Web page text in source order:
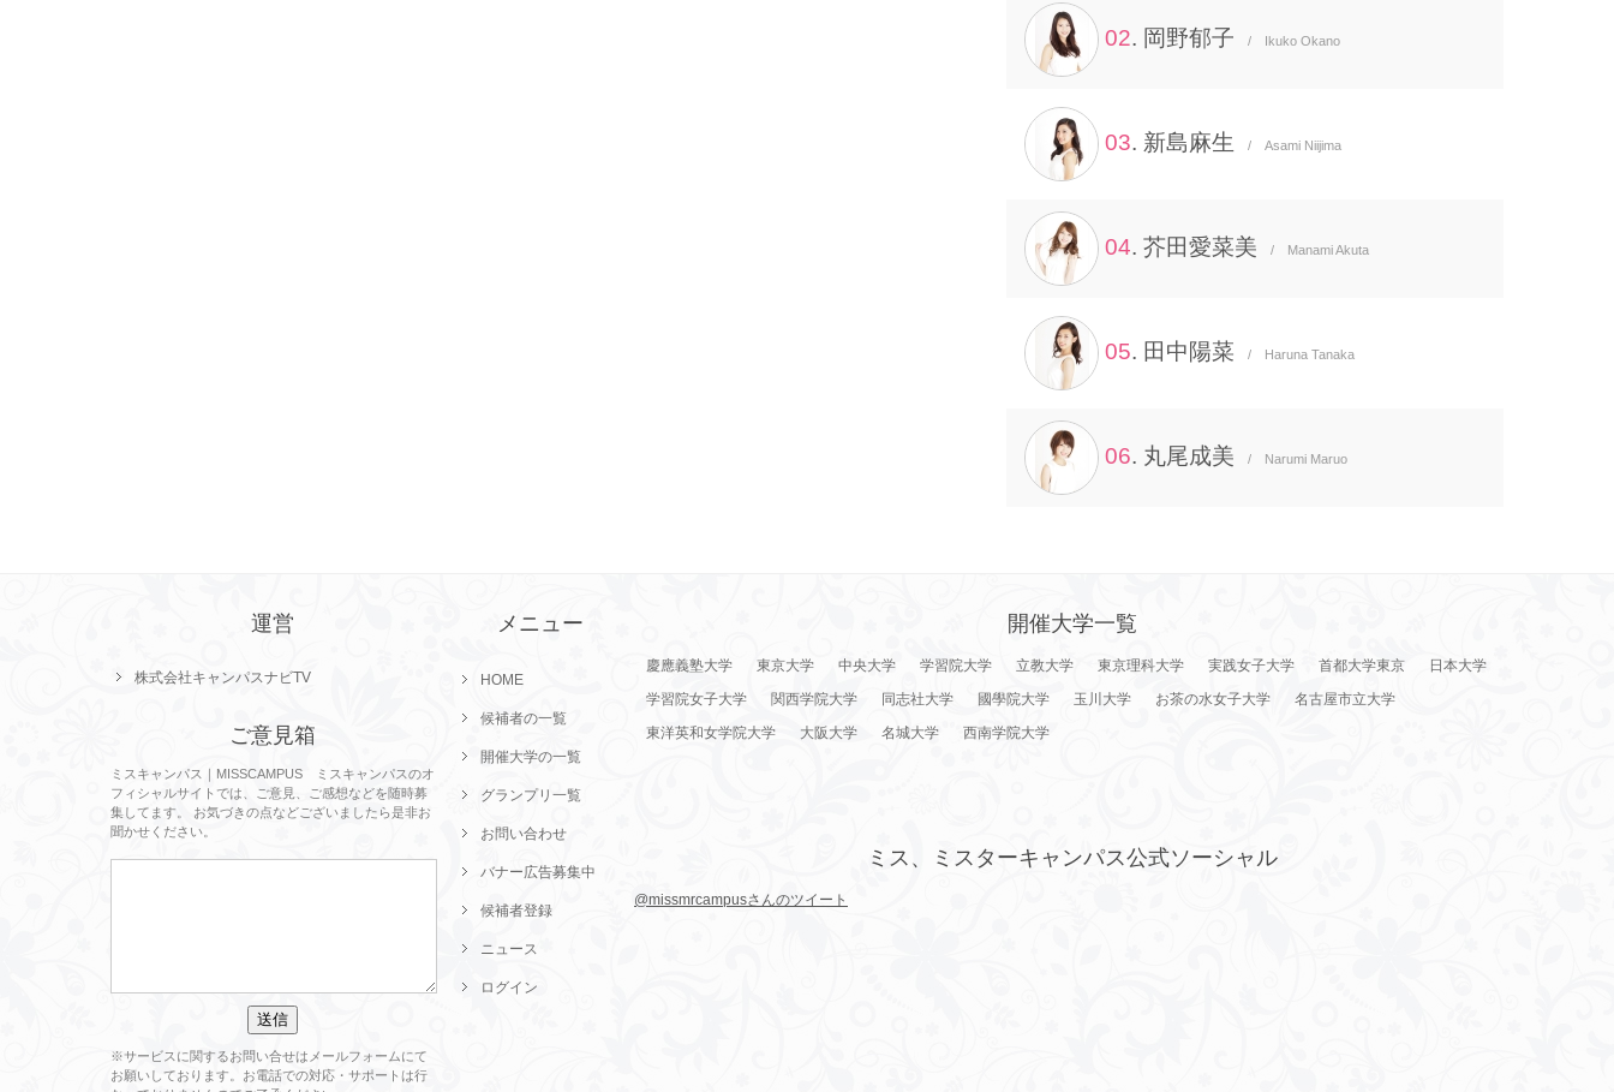
02. 岡野郁子 / Ikuko Okano
03. 新島麻生 / Asami Niijima
04. 芥田愛菜美 / Manami Akuta
05. 田中陽菜 / Haruna Tanaka
06. 丸尾成美 / Narumi Maruo
運営
株式会社キャンパスナビTV
ご意見箱
ミスキャンパス｜MISSCAMPUS ミスキャンパスのオ
フィシャルサイトでは、ご意見、ご感想などを随時募
集してます。 お気づきの点などございましたら是非お
聞かせください。
※サービスに関するお問い合せはメールフォームにて
お願いしております。お電話での対応・サポートは行
メニュー
HOME
候補者の一覧
開催大学の一覧
グランプリ一覧
お問い合わせ
バナー広告募集中
候補者登録
ニュース
ログイン
開催大学一覧
慶應義塾大学 東京大学 中央大学 学習院大学 立教大学 東京理科大学 実践女子大学 首都大学東京
日本大学
学習院女子大学
関西学院大学 同志社大学 國學院大学 玉川大学 お茶の水女子大学
名古屋市立大学
東洋英和女学院大学
大阪大学 名城大学 西南学院大学
ミス、ミスターキャンパス公式ソーシャル
@missmrcampusさんのツイート